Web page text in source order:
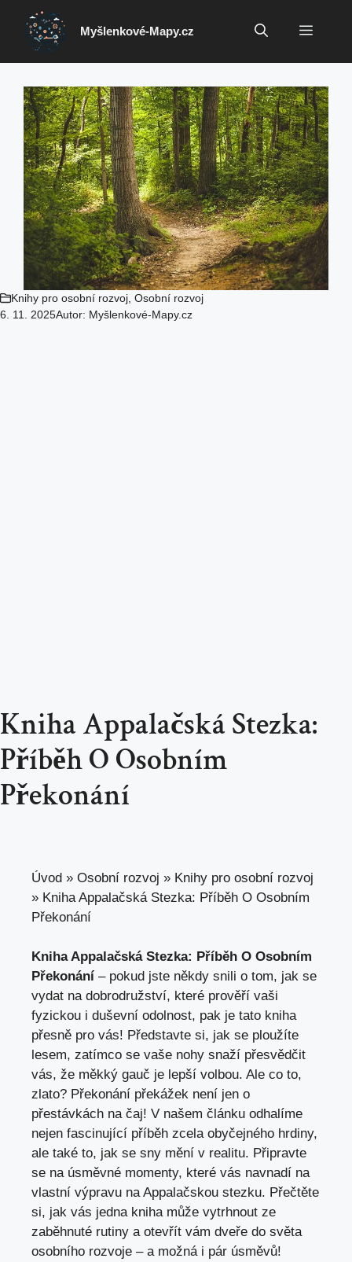
Přeskočit
obsah
Myšlenkové-Mapy.cz Menu
Knihy pro osobní rozvoj Osobní rozvoj
6. 11. 2025Autor: Myšlenkové-Mapy.cz
Kniha Appalačská Stezka:
Příběh O Osobním
Překonání
Úvod » Osobní rozvoj » Knihy pro osobní rozvoj
» Kniha Appalačská Stezka: Příběh O Osobním
Překonání
Kniha Appalačská Stezka: Příběh O Osobním
Překonání – pokud jste někdy snili o tom, jak se
vydat na dobrodružství, které prověří vaši
fyzickou i duševní odolnost, pak je tato kniha
přesně pro vás! Představte si, jak se ploužíte
lesem, zatímco se vaše nohy snaží přesvědčit
vás, že měkký gauč je lepší volbou. Ale co to,
zlato? Překonání překážek není jen o
přestávkách na čaj! V našem článku odhalíme
nejen fascinující příběh zcela obyčejného hrdiny,
ale také to, jak se sny mění v realitu. Připravte
se na úsměvné momenty, které vás navnadí na
vlastní výpravu na Appalačskou stezku. Přečtěte
si, jak vás jedna kniha může vytrhnout ze
zaběhnuté rutiny a otevřít vám dveře do světa
osobního rozvoje – a možná i pár úsměvů!